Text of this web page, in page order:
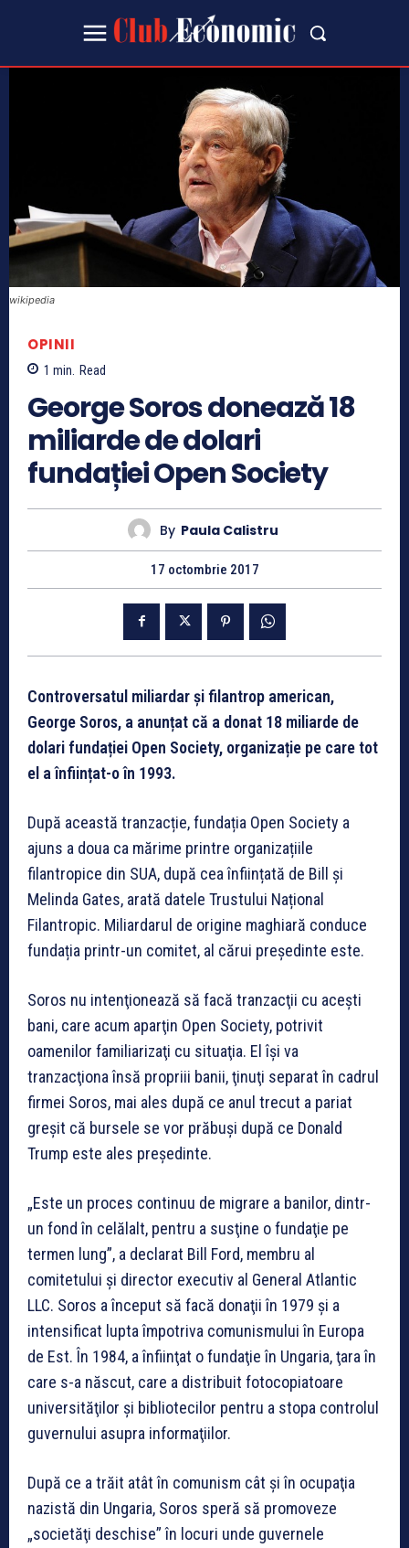
wikipedia
OPINII
1 min. Read
George Soros donează 18
miliarde de dolari
fundației Open Society
By Paula Calistru
17 octombrie 2017
Controversatul miliardar și filantrop american,
George Soros, a anunțat că a donat 18 miliarde de
dolari fundației Open Society, organizație pe care tot
el a înființat-o în 1993.
După această tranzacție, fundația Open Society a
ajuns a doua ca mărime printre organizațiile
filantropice din SUA, după cea înființată de Bill și
Melinda Gates, arată datele Trustului Național
Filantropic. Miliardarul de origine maghiară conduce
fundația printr-un comitet, al cărui președinte este.
Soros nu intenţionează să facă tranzacţii cu aceşti
bani, care acum aparţin Open Society, potrivit
oamenilor familiarizaţi cu situaţia. El îşi va
tranzacţiona însă propriii banii, ţinuţi separat în cadrul
firmei Soros, mai ales după ce anul trecut a pariat
greşit că bursele se vor prăbuşi după ce Donald
Trump este ales preşedinte.
„Este un proces continuu de migrare a banilor, dintr-
un fond în celălalt, pentru a susţine o fundaţie pe
termen lung”, a declarat Bill Ford, membru al
comitetului şi director executiv al General Atlantic
LLC. Soros a început să facă donaţii în 1979 şi a
intensificat lupta împotriva comunismului în Europa
de Est. În 1984, a înfiinţat o fundaţie în Ungaria, ţara în
care s-a născut, care a distribuit fotocopiatoare
universităţilor şi bibliotecilor pentru a stopa controlul
guvernului asupra informaţiilor.
După ce a trăit atât în ​​comunism cât şi în ocupaţia
nazistă din Ungaria, Soros speră să promoveze
„societăţi deschise” în locuri unde guvernele